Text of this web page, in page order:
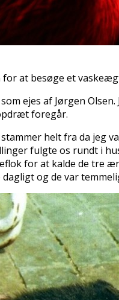
for at besøge et
ejes af Jørgen
foregår.
helt fra da jeg
fulgte os rundt i
for at kalde de tre
og de var